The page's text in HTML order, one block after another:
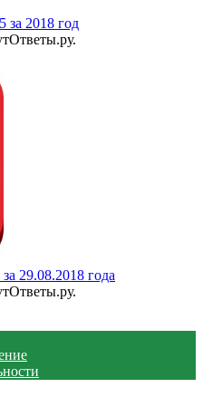
2018 год
29.08.2018 года